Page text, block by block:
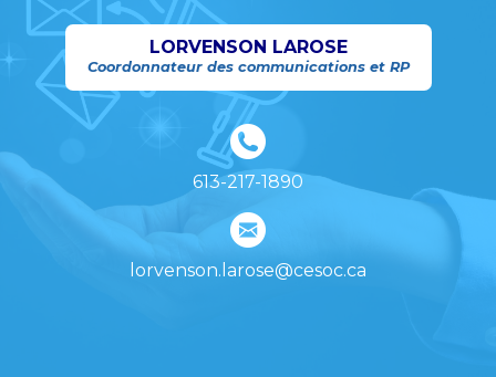
LORVENSON LAROSE
Coordonnateur des communications et RP
613-217-1890
lorvenson.larose@cesoc.ca